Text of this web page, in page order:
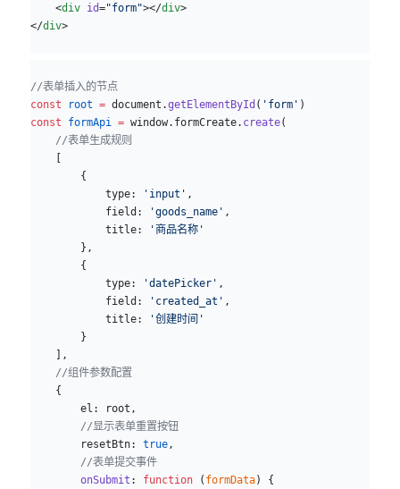
    <
div id="form"></div>
</div>
//表单插入的节点
const root = document.getElementById ( 'form' )
const formApi = window.formCreate. create(
    //表单生成规则
    [
        {
            type:
'input' ,
            field:
'goods_name' ,
            title:
'商品名称'
        },
        {
            type:
'datePicker' ,
            field:
'created_at' ,
            title:
'创建时间'
        }
    ],
    //组件参数配置
    {
        el: root,
        //显示表单重置按钮
        resetBtn:
true ,
        //表单提交事件
        onSubmit
: function ( formData) {